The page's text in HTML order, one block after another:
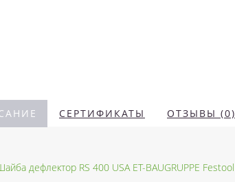
СЕРТИФИКАТЫ ОТЗЫВЫ (0)
дефлектор RS 400 USA ET-BAUGRUPPE Festool